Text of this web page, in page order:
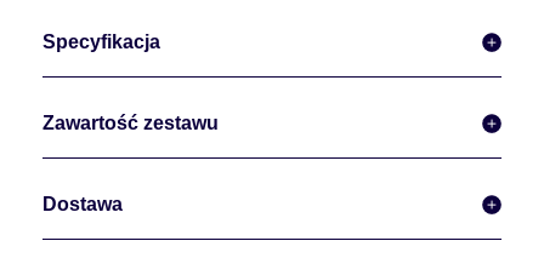
Specyfikacja
Zawartość zestawu
Dostawa